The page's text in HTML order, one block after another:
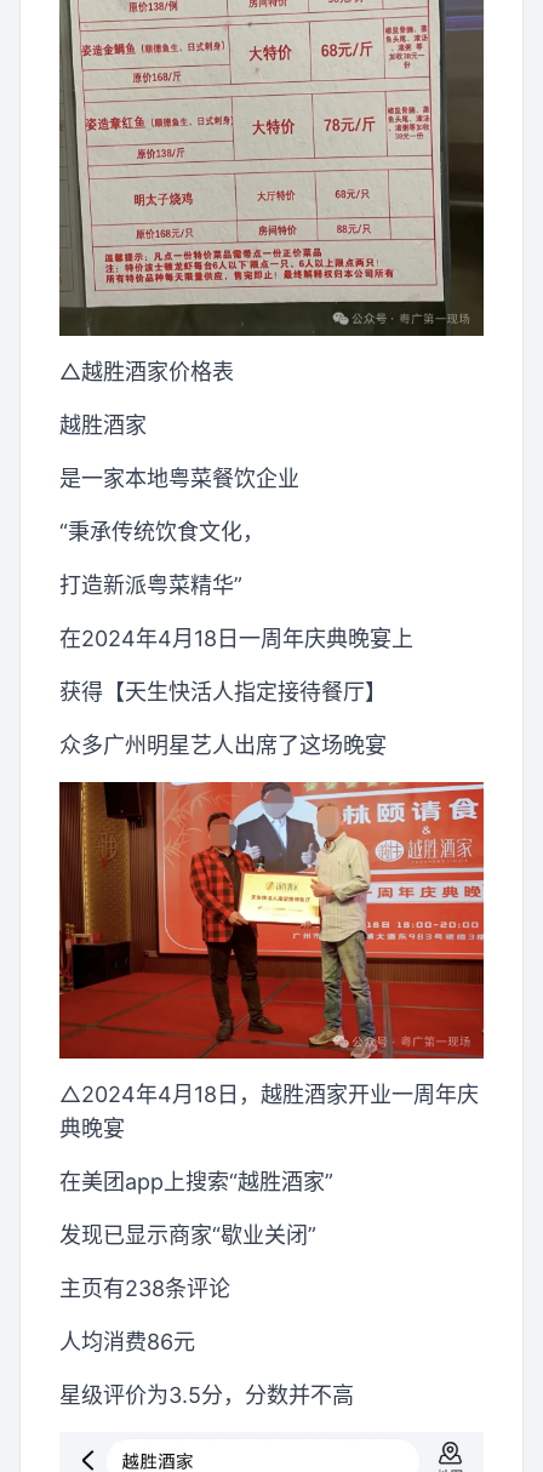
△越胜酒家价格表
越胜酒家
是一家本地粤菜餐饮企业
“秉承传统饮食文化，
打造新派粤菜精华”
在2024年4月18日一周年庆典晚宴上
获得【天生快活人指定接待餐厅】
众多广州明星艺人出席了这场晚宴
△2024年4月18日，越胜酒家开业一周年庆
典晚宴
在美团app上搜索“越胜酒家”
发现已显示商家“歇业关闭”
主页有238条评论
人均消费86元
星级评价为3.5分，分数并不高